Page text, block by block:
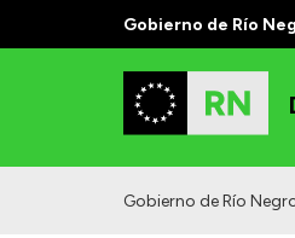
Gobierno de Río
Gobierno de Río